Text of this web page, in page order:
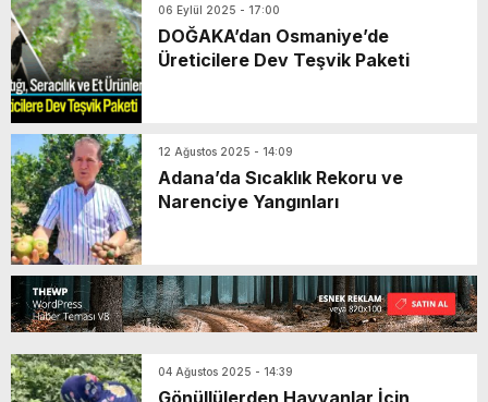
06 Eylül 2025 - 17:00
DOĞAKA’dan Osmaniye’de
Üreticilere Dev Teşvik Paketi
12 Ağustos 2025 - 14:09
Adana’da Sıcaklık Rekoru ve
Narenciye Yangınları
04 Ağustos 2025 - 14:39
Gönüllülerden Hayvanlar İçin